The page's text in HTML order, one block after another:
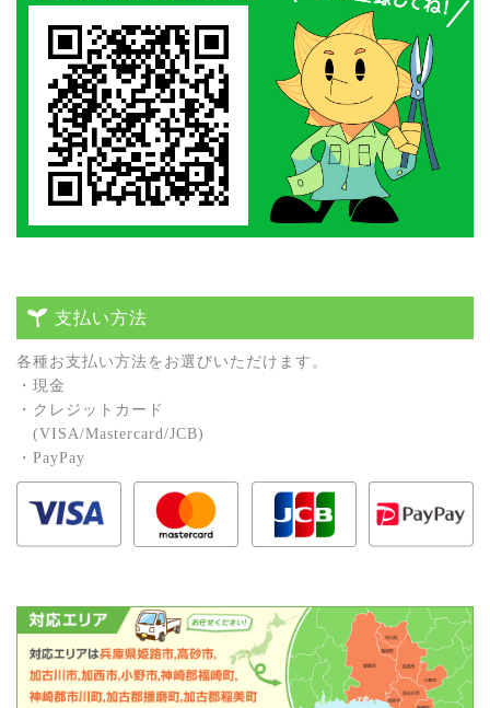
支払い方法
各種お⽀払い⽅法をお選びいただけます。
・現⾦
・クレジットカード
(VISA/Mastercard/JCB)
・PayPay